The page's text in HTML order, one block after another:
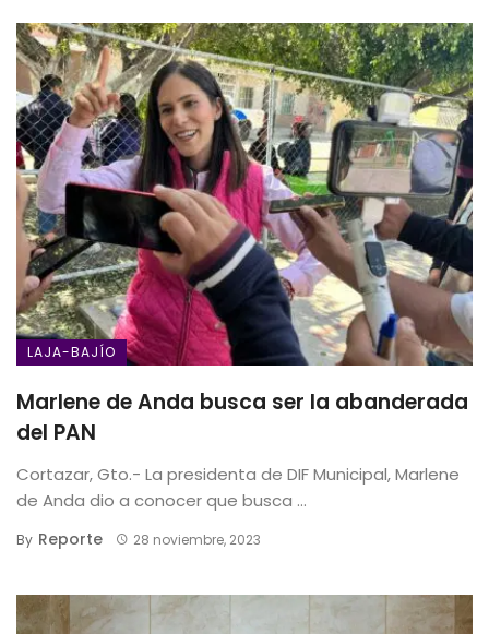
LAJA-BAJÍO
Marlene de Anda busca ser la abanderada
del PAN
Cortazar, Gto.- La presidenta de DIF Municipal, Marlene
de Anda dio a conocer que busca ...
By Reporte 28 noviembre, 2023